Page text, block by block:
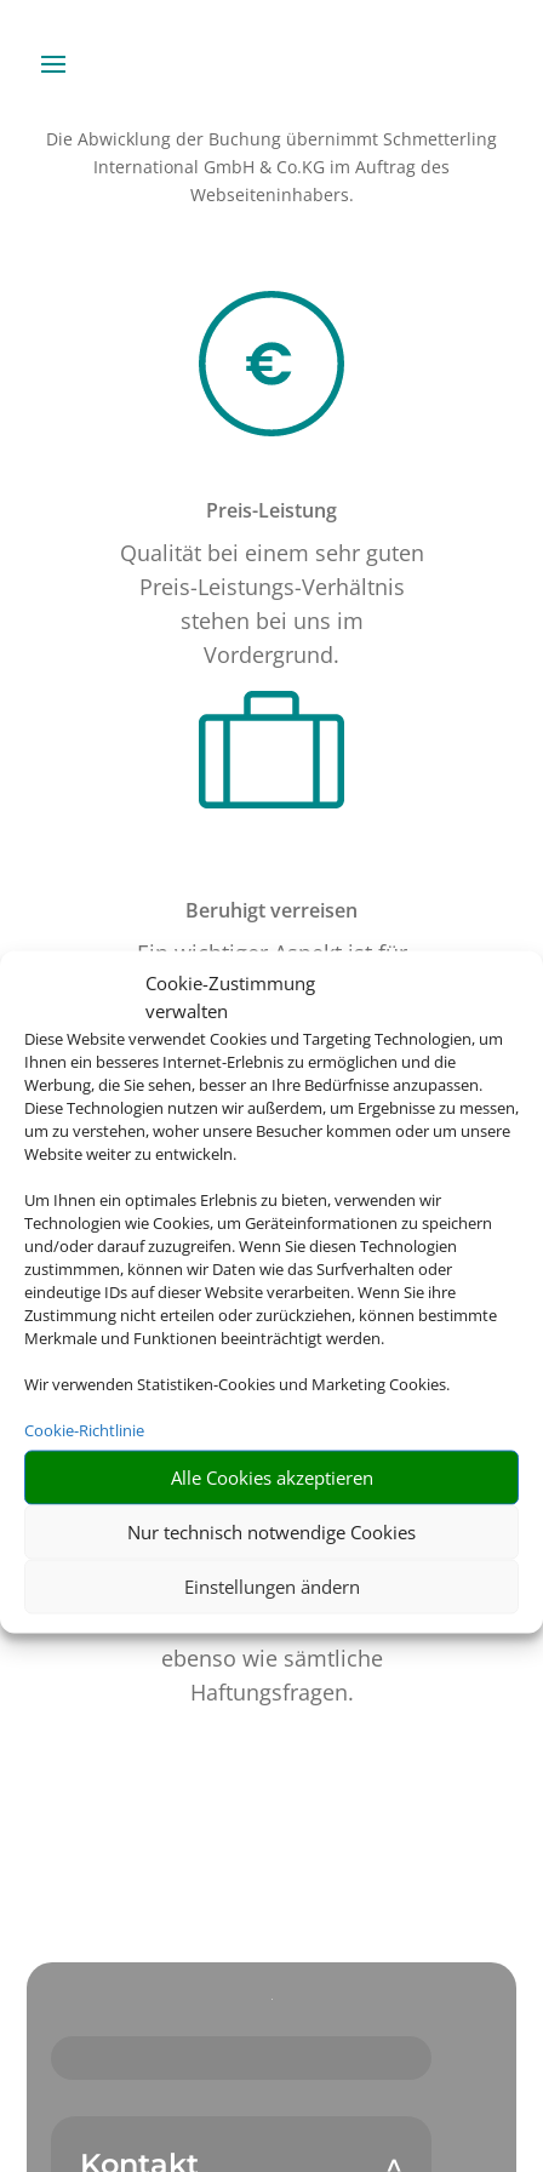
Cookie-Zustimmung
verwalten
Diese Website verwendet Cookies und Targeting Technologien, um
Ihnen ein besseres Internet-Erlebnis zu ermöglichen und die
Werbung, die Sie sehen, besser an Ihre Bedürfnisse anzupassen.
Diese Technologien nutzen wir außerdem, um Ergebnisse zu messen,
um zu verstehen, woher unsere Besucher kommen oder um unsere
Website weiter zu entwickeln.
Um Ihnen ein optimales Erlebnis zu bieten, verwenden wir
Technologien wie Cookies, um Geräteinformationen zu speichern
und/oder darauf zuzugreifen. Wenn Sie diesen Technologien
zustimmmen, können wir Daten wie das Surfverhalten oder
eindeutige IDs auf dieser Website verarbeiten. Wenn Sie ihre
Zustimmung nicht erteilen oder zurückziehen, können bestimmte
Merkmale und Funktionen beeinträchtigt werden.
Wir verwenden Statistiken-Cookies und Marketing Cookies.
Cookie-Richtlinie
Alle Cookies akzeptieren
Nur technisch notwendige Cookies
Einstellungen ändern
Die Abwicklung der Buchung übernimmt Schmetterling
International GmbH & Co.KG im Auftrag des
Webseiteninhabers.
Preis-Leistung
Qualität bei einem sehr guten
Preis-Leistungs-Verhältnis
stehen bei uns im
Vordergrund.
Beruhigt verreisen
Ein wichtiger Aspekt ist für
uns die Sicherheit auf Reisen.
Wir arbeiten eng mit unserem
ISO-zertifizierten
Busunternehmen
Schmetterling zusammen.
Es verfügt über eine moderne
Busflotte und aktuelle
Sicherheitstechnik.
Organisation
Den gesamten
übernimmt der
ebenso wie sämtliche
Haftungsfragen.
Kontakt